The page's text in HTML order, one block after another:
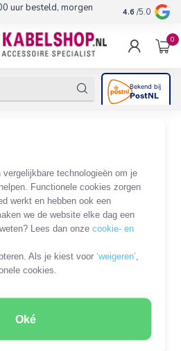
technologieën om je
Functionele cookies zorgen
werkt en hebben ook een
we de website elke dag een
Lees dan onzecookie- en
Als je kiest voor‘weigeren’
cookies.
Oké
uur besteld, morgen 10+jaar
4.6 /5.0
0
SORTEER OP